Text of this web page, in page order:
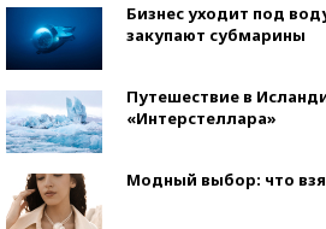
Бизнес уходит под
закупают субмарины
Путешествие в
«Интерстеллара»
Модный выбор: что